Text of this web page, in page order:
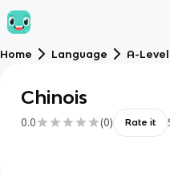
Home Language A-
Chinois
0.0 (0) Rate it